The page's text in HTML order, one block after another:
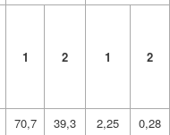
1 2 1 2
70,7 39,3 2,25
0,28